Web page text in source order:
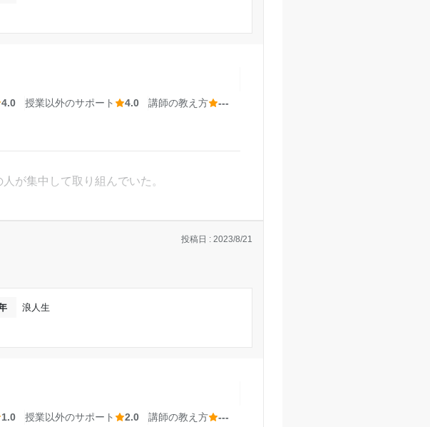
、詳しくは塾にお問い合わせください。
話ししてくれました
4.0 授業以外のサポート 4.0 講師の教え方 ---
が集中して取り組んでいた。
はないかなと思う。
でいたため勉強しやすかった。
投稿日 : 2023/8/21
浪人生
1.0 授業以外のサポート 2.0 講師の教え方 ---